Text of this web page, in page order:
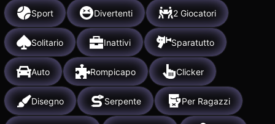
Sport Divertenti 2 Giocatori
Solitario Inattivi Sparatutto
Auto Rompicapo Clicker
Disegno Serpente Per Ragazzi